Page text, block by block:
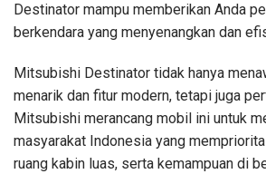
Destinator mampu memberikan Anda
berkendara yang menyenangkan dan
Mitsubishi Destinator tidak hanya
menarik dan fitur modern, tetapi juga
Mitsubishi merancang mobil ini untuk
masyarakat Indonesia yang
ruang kabin luas, serta kemampuan di